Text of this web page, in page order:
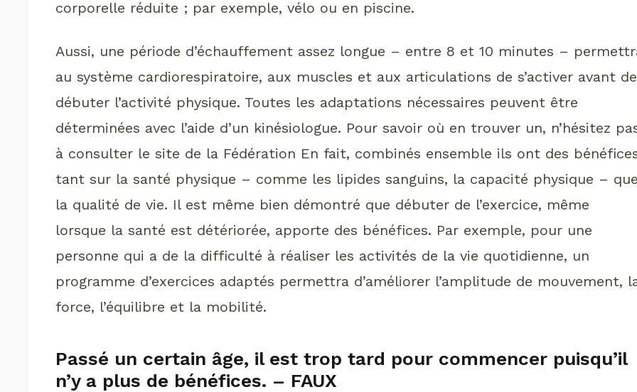
corporelle réduite ; par exemple, vélo ou en piscine.
Aussi, une période d’échauffement assez longue – entre 8 et 10 minutes –
au système cardiorespiratoire, aux muscles et aux articulations de s’activer avant de
débuter l’activité physique. Toutes les adaptations nécessaires peuvent être
déterminées avec l’aide d’un kinésiologue. Pour savoir où en trouver un, n’hésitez
à consulter le site de la Fédération En fait, combinés ensemble ils ont des
tant sur la santé physique – comme les lipides sanguins, la capacité physique –
la qualité de vie. Il est même bien démontré que débuter de l’exercice, même
lorsque la santé est détériorée, apporte des bénéfices. Par exemple, pour une
personne qui a de la difficulté à réaliser les activités de la vie quotidienne, un
programme d’exercices adaptés permettra d’améliorer l’amplitude de mouvement,
force, l’équilibre et la mobilité.
Passé un certain âge, il est trop tard pour commencer puisqu’il
n’y a plus de bénéfices. – FAUX